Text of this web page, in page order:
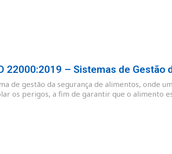
22000:2019 – Sistemas de Gestão
de gestão da segurança de alimentos, onde
os perigos, a fim de garantir que o alimento